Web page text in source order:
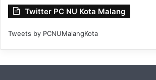
Twitter PC NU Kota Malang
Tweets by PCNUMalangKota